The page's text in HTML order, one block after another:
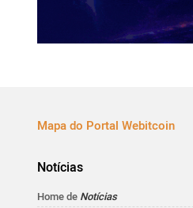
Mapa do Portal Webitcoin
Notícias
Home de Notícias